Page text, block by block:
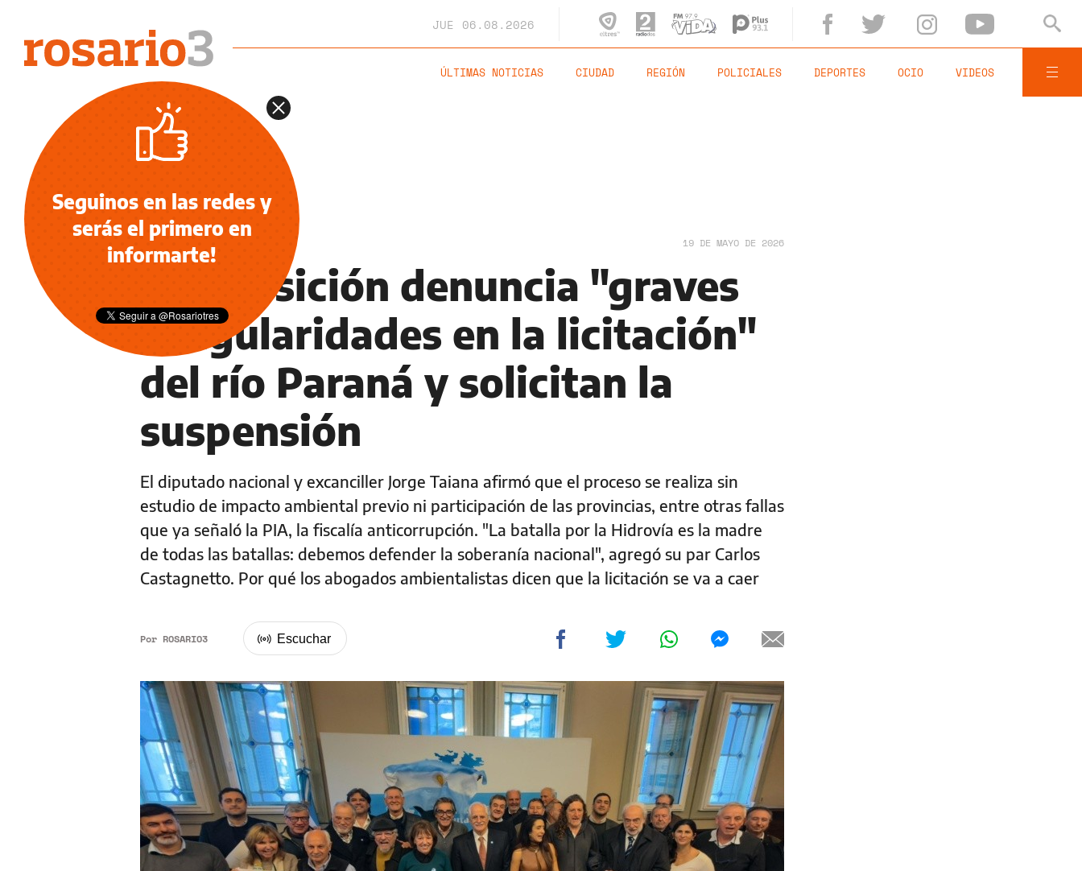
JUE 06.08.2026
ÚLTIMAS NOTICIAS CIUDAD REGIÓN POLICIALES DEPORTES OCIO VIDEOS
INFORMACIÓN GENERAL 19 DE MAYO DE 2026
La oposición denuncia "graves
irregularidades en la licitación"
del río Paraná y solicitan la
suspensión
El diputado nacional y excanciller Jorge Taiana afirmó que el proceso se realiza sin
estudio de impacto ambiental previo ni participación de las provincias, entre otras fallas
que ya señaló la PIA, la fiscalía anticorrupción. "La batalla por la Hidrovía es la madre
de todas las batallas: debemos defender la soberanía nacional", agregó su par Carlos
Castagnetto. Por qué los abogados ambientalistas dicen que la licitación se va a caer
Por ROSARIO3
Seguinos en las redes y
serás el primero en
informarte!